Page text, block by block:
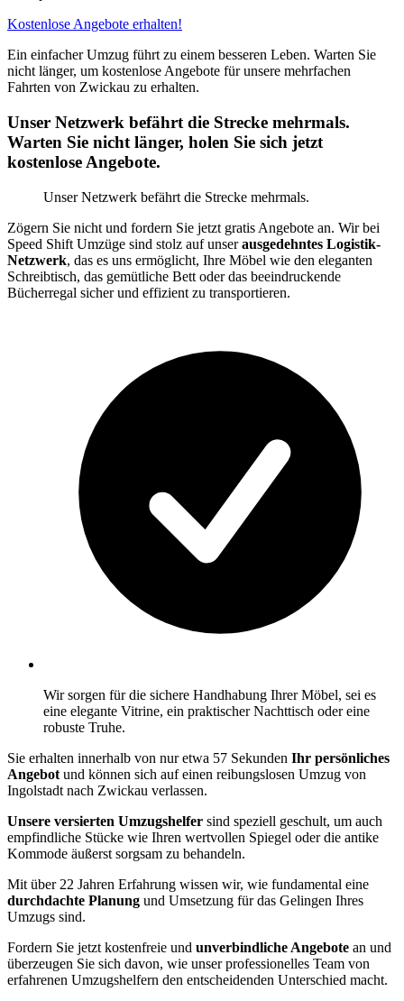
Kostenlose Angebote erhalten!
Ein einfacher Umzug führt zu einem besseren Leben. Warten Sie
nicht länger, um kostenlose Angebote für unsere mehrfachen
Fahrten von Zwickau zu erhalten.
Unser Netzwerk befährt die Strecke mehrmals.
Warten Sie nicht länger, holen Sie sich jetzt
kostenlose Angebote.
Unser Netzwerk befährt die Strecke mehrmals.
Zögern Sie nicht und fordern Sie jetzt gratis Angebote an. Wir bei
Speed Shift Umzüge sind stolz auf unserausgedehntes Logistik-
Netzwerk, das es uns ermöglicht, Ihre Möbel wie den eleganten
Schreibtisch, das gemütliche Bett oder das beeindruckende
Bücherregal sicher und effizient zu transportieren.
Wir sorgen für die sichere Handhabung Ihrer Möbel, sei es
eine elegante Vitrine, ein praktischer Nachttisch oder eine
robuste Truhe.
Sie erhalten innerhalb von nur etwa 57 Sekunden Ihr persönliches
Angebot und können sich auf einen reibungslosen Umzug von
Ingolstadt nach Zwickau verlassen.
Unsere versierten Umzugshelfer sind speziell geschult, um auch
empfindliche Stücke wie Ihren wertvollen Spiegel oder die antike
Kommode äußerst sorgsam zu behandeln.
Mit über 22 Jahren Erfahrung wissen wir, wie fundamental eine
durchdachte Planung und Umsetzung für das Gelingen Ihres
Umzugs sind.
Fordern Sie jetzt kostenfreie und unverbindliche Angebote an und
überzeugen Sie sich davon, wie unser professionelles Team von
erfahrenen Umzugshelfern den entscheidenden Unterschied macht.